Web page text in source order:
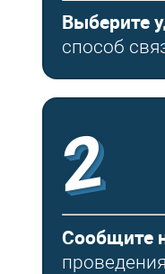
Выберите
способ
2
Сообщите